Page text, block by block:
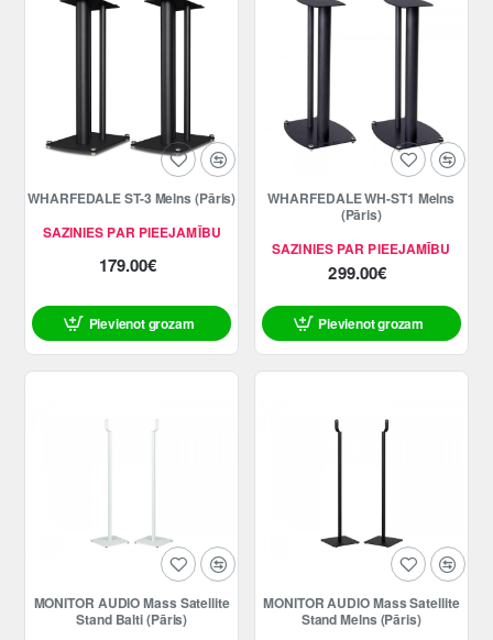
SAZINIES PAR PIEEJAMĪBU
WHARFEDALE ST-3 Melns (Pāris)
179.00€
Pievienot grozam
SAZINIES PAR PIEEJAMĪBU
WHARFEDALE WH-ST1 Melns
(Pāris)
299.00€
Pievienot grozam
MONITOR AUDIO Mass Satellite
Stand Balti (Pāris)
MONITOR AUDIO Mass Satellite
Stand Melns (Pāris)